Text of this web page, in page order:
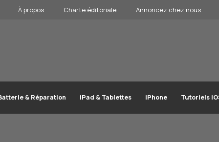
À propos Charte éditoriale Annoncez chez nous
& Réparation iPad & Tablettes iPhone Tutoriels